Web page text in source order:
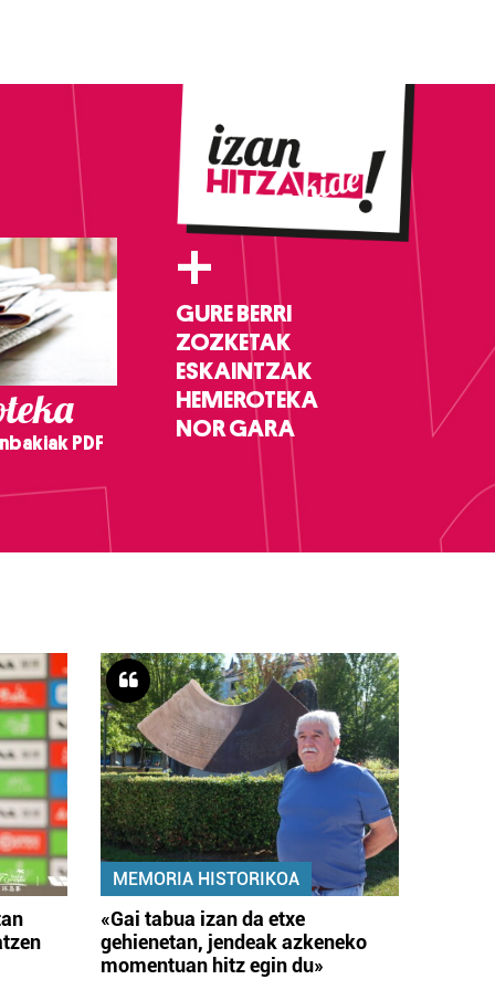
PDF
+
GURE BERRI
ZOZKETAK
ESKAINTZAK
HEMEROTEKA
NOR GARA
MEMORIA HISTORIKOA
«Gai tabua izan da etxe
gehienetan, jendeak azkeneko
momentuan hitz egin du»